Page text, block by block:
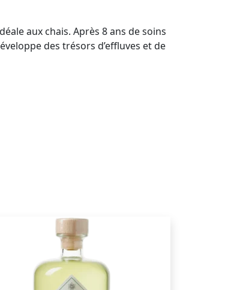
aux chais. Après 8 ans de soins
des trésors d’effluves et de